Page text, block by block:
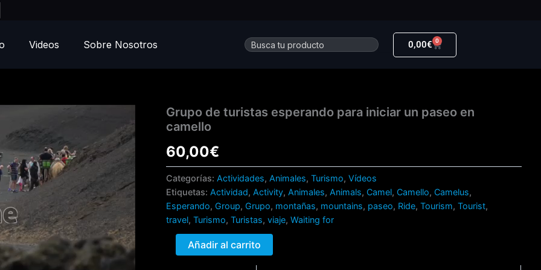
Videos Sobre Nosotros Buscar 0,00€ 0
Carrito
Grupo de turistas esperando para iniciar un paseo en
camello
60,00€
Categorías: Actividades, Animales,Turismo,Vídeos
Etiquetas: Actividad, Activity, Animales, Animals,Camel,Camello,Camelus,
Esperando,Group,Grupo, montañas, mountains, paseo, Ride,Tourism,Tourist,
travel,Turismo,Turistas,viaje,Waiting for
Grupo
de
turistas
esperando
para
iniciar
un
paseo
en
camello
Añadir al carrito